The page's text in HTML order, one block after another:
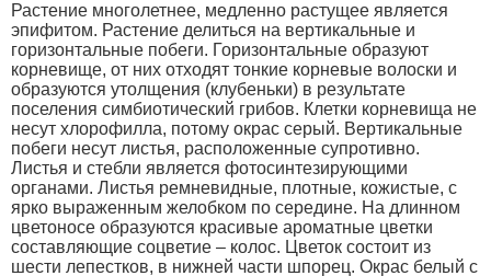
Растение многолетнее, медленно растущее является
эпифитом. Растение делиться на вертикальные и
горизонтальные побеги. Горизонтальные образуют
корневище, от них отходят тонкие корневые волоски и
образуются утолщения (клубеньки) в результате
поселения симбиотический грибов. Клетки корневища не
несут хлорофилла, потому окрас серый. Вертикальные
побеги несут листья, расположенные супротивно.
Листья и стебли является фотосинтезирующими
органами. Листья ремневидные, плотные, кожистые, с
ярко выраженным желобком по середине. На длинном
цветоносе образуются красивые ароматные цветки
составляющие соцветие – колос. Цветок состоит из
шести лепестков, в нижней части шпорец. Окрас белый с